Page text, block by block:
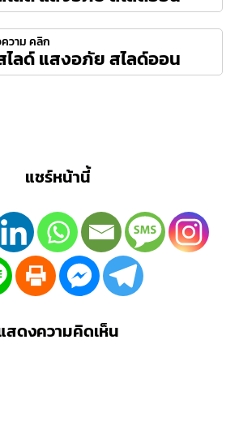
วาม คลิก
ไลด์ แสงอภัย สไลด์ออน
แชร์หน้านี้
สดงความคิดเห็น